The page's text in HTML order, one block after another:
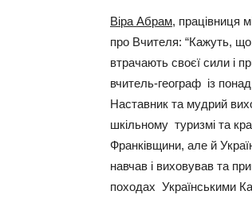
Віра Абрам, працівниця
про Вчителя: “Кажуть,
втрачають своєї сили і
вчитель-географ із
Наставник та мудрий
шкільному туризмі та
Франківщини, але й
навчав і виховував та
походах Українськими